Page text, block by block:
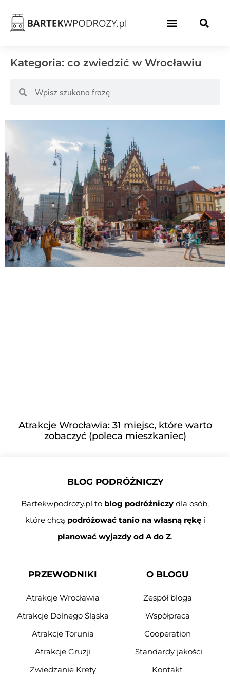
Kategoria: co zwiedzić w Wrocławiu
Atrakcje Wrocławia: 31 miejsc, które warto
zobaczyć (poleca mieszkaniec)
BLOG PODRÓŻNICZY
Bartekwpodrozy.pl to blog podróżniczy dla osób,
które chcą podróżować tanio na własną rękęi
planować wyjazdy od A do Z.
PRZEWODNIKI
Atrakcje Wrocławia
Atrakcje Dolnego Śląska
Atrakcje Torunia
Atrakcje Gruzji
Zwiedzanie Krety
O BLOGU
Zespół bloga
Współpraca
Cooperation
Standardy jakości
Kontakt